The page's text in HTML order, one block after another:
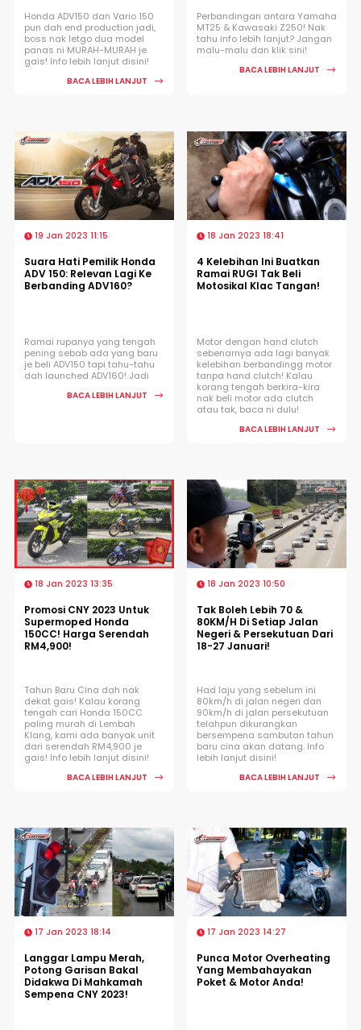
Honda ADV150 dan Vario 150
pun dah end production jadi,
boss nak letgo dua model
panas ni MURAH-MURAH je
gais! Info lebih lanjut disini!
BACA LEBIH LANJUT
Perbandingan antara Yamaha
MT25 & Kawasaki Z250! Nak
tahu info lebih lanjut? Jangan
malu-malu dan klik sini!
BACA LEBIH LANJUT
19 Jan 2023 11:15
Suara Hati Pemilik Honda
ADV 150: Relevan Lagi Ke
Berbanding ADV160?
Ramai rupanya yang tengah
pening sebab ada yang baru
je beli ADV150 tapi tahu-tahu
dah launched ADV160! Jadi
BACA LEBIH LANJUT
18 Jan 2023 18:41
4 Kelebihan Ini Buatkan
Ramai RUGI Tak Beli
Motosikal Klac Tangan!
Motor dengan hand clutch
sebenarnya ada lagi banyak
kelebihan berbandingg motor
tanpa hand clutch! Kalau
korang tengah berkira-kira
nak beli motor ada clutch
atau tak, baca ni dulu!
BACA LEBIH LANJUT
18 Jan 2023 13:35
Promosi CNY 2023 Untuk
Supermoped Honda
150CC! Harga Serendah
RM4,900!
Tahun Baru Cina dah nak
dekat gais! Kalau korang
tengah cari Honda 150CC
paling murah di Lembah
Klang, kami ada banyak unit
dari serendah RM4,900 je
gais! Info lebih lanjut disini!
BACA LEBIH LANJUT
18 Jan 2023 10:50
Tak Boleh Lebih 70 &
80KM/H Di Setiap Jalan
Negeri & Persekutuan Dari
18-27 Januari!
Had laju yang sebelum ini
80km/h di jalan negeri dan
90km/h di jalan persekutuan
telahpun dikurangkan
bersempena sambutan tahun
baru cina akan datang. Info
lebih lanjut disini!
BACA LEBIH LANJUT
17 Jan 2023 18:14
Langgar Lampu Merah,
Potong Garisan Bakal
Didakwa Di Mahkamah
Sempena CNY 2023!
17 Jan 2023 14:27
Punca Motor Overheating
Yang Membahayakan
Poket & Motor Anda!